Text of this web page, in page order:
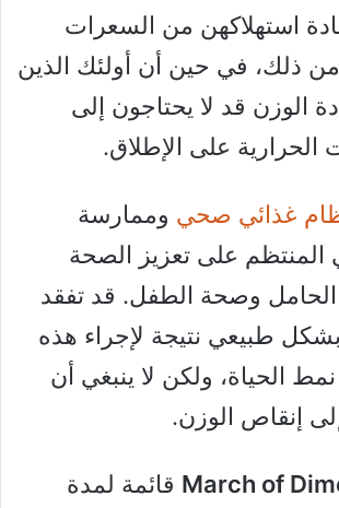
استهلاكهن من السعرات
من ذلك، في حين أن أولئك الذين
الوزن قد لا يحتاجون إلى
الحرارية على الإطلاق.
غذائي صحي وممارسة
المنتظم على تعزيز الصحة
الحامل وصحة الطفل. قد تفقد
بشكل طبيعي نتيجة لإجراء هذه
الحياة، ولكن لا ينبغي أن
إنقاص الوزن.
March of قائمة لمدة